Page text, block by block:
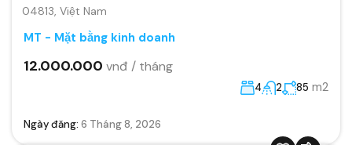
04813, Việt Nam
MT - Mặt bằng kinh doanh
12.000.000 vnđ / tháng
4 2 85 m2
Ngày đăng: 6 Tháng 8, 2026